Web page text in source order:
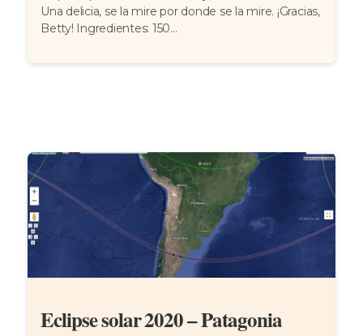
Una delicia, se la mire por donde se la mire. ¡Gracias,
Betty! Ingredientes: 150...
Eclipse solar 2020 – Patagonia